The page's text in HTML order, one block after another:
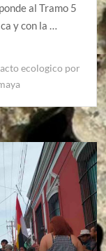
al Tramo 5
y con la …
ecologico por